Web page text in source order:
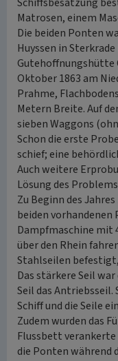
Matrosen, einem
Die beiden Ponten
Huyssen in
Gutehoffnungshütte
Oktober 1863 am
Prahme,
Metern Breite. Auf
sieben Waggons
Schon die erste
schief; eine
Auch weitere
Lösung des
Zu Beginn des
beiden
Dampfmaschine mit
über den Rhein
Stahlseilen
Das stärkere Seil
Seil das Antriebsseil.
Schiff und die Seile
Zudem wurden das
Flussbett
die Ponten während